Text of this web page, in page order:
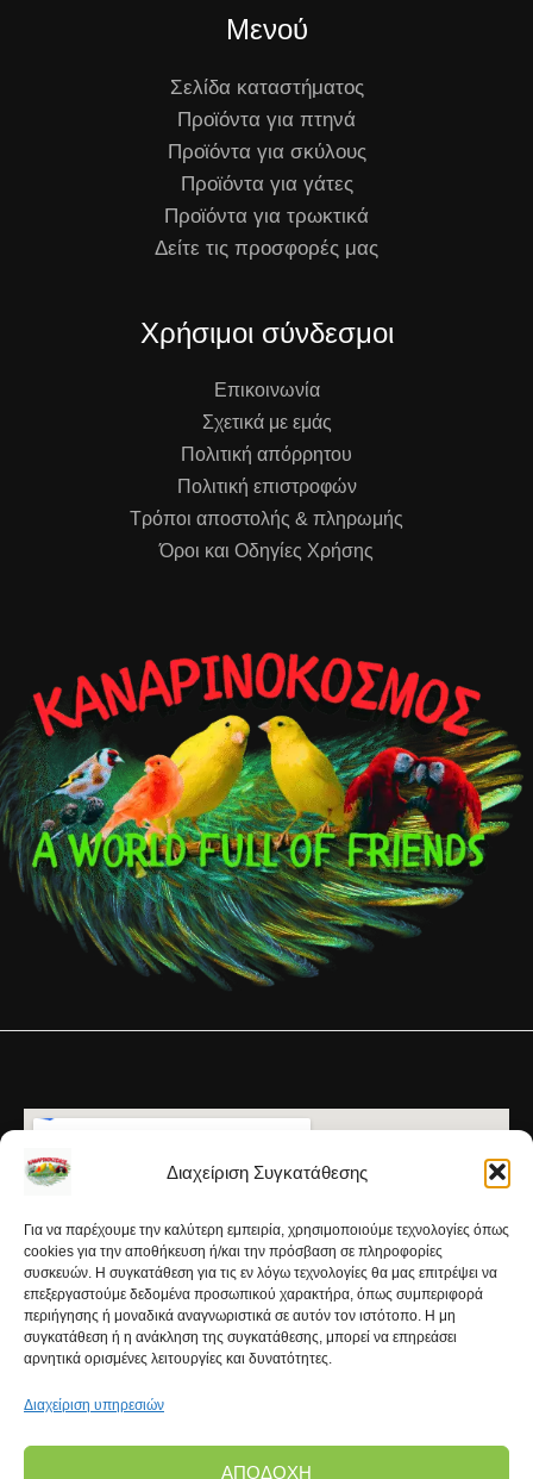
Διαχείριση Συγκατάθεσης
Για να παρέχουμε την καλύτερη εμπειρία, χρησιμοποιούμε τεχνολογίες όπως
cookies για την αποθήκευση ή/και την πρόσβαση σε πληροφορίες
συσκευών. Η συγκατάθεση για τις εν λόγω τεχνολογίες θα μας επιτρέψει να
επεξεργαστούμε δεδομένα προσωπικού χαρακτήρα, όπως συμπεριφορά
περιήγησης ή μοναδικά αναγνωριστικά σε αυτόν τον ιστότοπο. Η μη
συγκατάθεση ή η ανάκληση της συγκατάθεσης, μπορεί να επηρεάσει
αρνητικά ορισμένες λειτουργίες και δυνατότητες.
Διαχείριση υπηρεσιών
ΑΠΟΔΟΧΉ
Μενού
Σελίδα καταστήματος
Προϊόντα για πτηνά
Προϊόντα για σκύλους
Προϊόντα για γάτες
Προϊόντα για τρωκτικά
Δείτε τις προσφορές μας
Χρήσιμοι σύνδεσμοι
Επικοινωνία
Σχετικά με εμάς
Πολιτική απόρρητου
Πολιτική επιστροφών
Τρόποι αποστολής & πληρωμής
Όροι και Οδηγίες Χρήσης